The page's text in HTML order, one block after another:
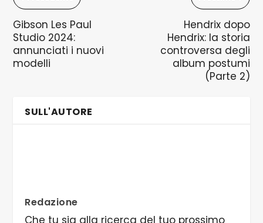
Gibson Les Paul
Studio 2024:
annunciati i nuovi
modelli
Hendrix dopo
Hendrix: la storia
controversa degli
album postumi
(Parte 2)
SULL'AUTORE
Redazione